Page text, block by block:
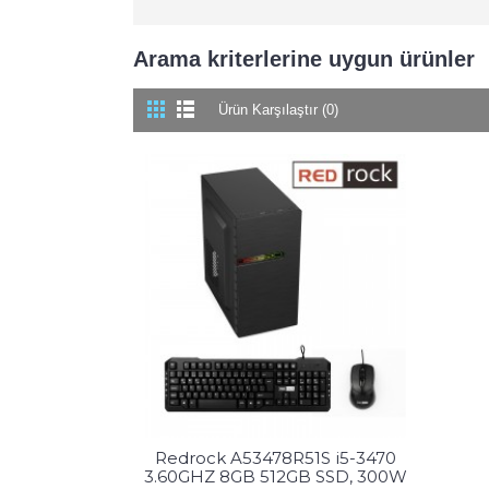
Arama kriterlerine uygun ürünler
Ürün Karşılaştır (0)
Redrock A53478R51S i5-3470
3.60GHZ 8GB 512GB SSD, 300W